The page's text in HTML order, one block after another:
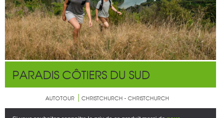
PARADIS CÔTIERS DU SUD
AUTOTOUR CHRISTCHURCH - CHRISTCHURCH